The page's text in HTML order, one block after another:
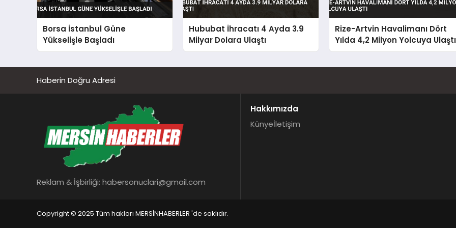
Borsa İstanbul Güne
Yükselişle Başladı
Hububat İhracatı 4 Ayda 3.9
Milyar Dolara Ulaştı
Rize-Artvin Havalimanı Dört
Yılda 4,2 Milyon Yolcuya Ulaştı
Haberin Doğru Adresi
Reklam & İşbirliği: habersonuclari@gmail.com
Hakkımızda
Künyeİletişim
Copyright © 2025 Tüm hakları MERSİNHABERLER 'de saklıdır.